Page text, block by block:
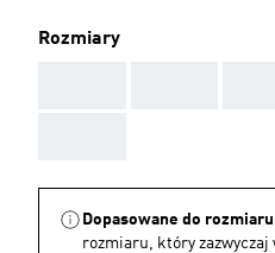
Rozmiary
Dopasowane do
rozmiaru, który zazwyczaj